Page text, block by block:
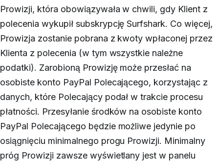
Prowizji, która obowiązywała w chwili, gdy Klient z
polecenia wykupił subskrypcję Surfshark. Co więcej,
Prowizja zostanie pobrana z kwoty wpłaconej przez
Klienta z polecenia (w tym wszystkie należne
podatki). Zarobioną Prowizję może przesłać na
osobiste konto PayPal Polecającego, korzystając z
danych, które Polecający podał w trakcie procesu
płatności. Przesyłanie środków na osobiste konto
PayPal Polecającego będzie możliwe jedynie po
osiągnięciu minimalnego progu Prowizji. Minimalny
próg Prowizji zawsze wyświetlany jest w panelu